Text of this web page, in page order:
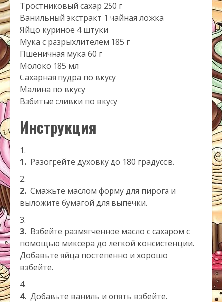
Тростниковый сахар 250 г
Ванильный экстракт 1 чайная ложка
Яйцо куриное 4 штуки
Мука с разрыхлителем 185 г
Пшеничная мука 60 г
Молоко 185 мл
Сахарная пудра по вкусу
Малина по вкусу
Взбитые сливки по вкусу
Инструкция
1. Разогрейте духовку до 180 градусов.
2. Смажьте маслом форму для пирога и
выложите бумагой для выпечки.
3. Взбейте размягченное масло с сахаром с
помощью миксера до легкой консистенции.
Добавьте яйца постепенно и хорошо
взбейте.
4. Добавьте ваниль и опять взбейте.